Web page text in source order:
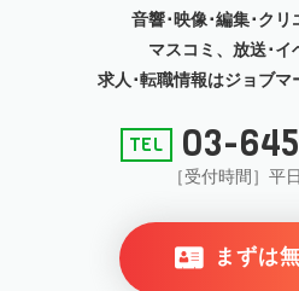
音響･映像･編集･クリ
マスコミ、放送･イ
求人･転職情報はジョブマ
03-
［受付時間］平
まずは